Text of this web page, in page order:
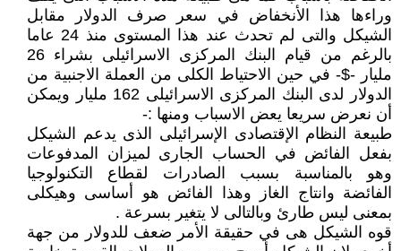
وراءها هذا الأنخفاض في سعر صرف الدولار مقابل
الشيكل والتى لم تحدث عند هذا المستوى منذ 24 عاما
بالرغم من قيام البنك المركزى الاسرائيلى بشراء 26
مليار -$- في حين الاحتياط الكلى من العملة الاجنبية من
الدولار لدى البنك المركزى الاسرائيلى 162 مليار ويمكن
أن نعرض سريعا يعض الاسباب ومنها :-
طبيعة النظام الإقتصادى الإسرائيلى الذى يدعم الشيكل
بفعل الفائض في الحساب الجارى لميزان المدفوعات
وهو بالمناسبة بسبب الصادرات لقطاع التكنولوجيا
الفائضة وانتاج الغاز وهذا الفائض هو أساسى وهيكلى
بمعنى ليس طارئ وبالتالى لا يتغير بسرعة .
قوه الشيكل هى في حقيقة الأمر ضعف للدولار من جهة